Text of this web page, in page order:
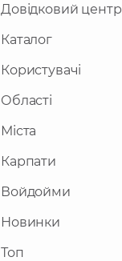
Довідковий центр
Каталог
Користувачі
Області
Міста
Карпати
Войдойми
Новинки
Топ